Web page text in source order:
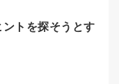
トを探そうとす